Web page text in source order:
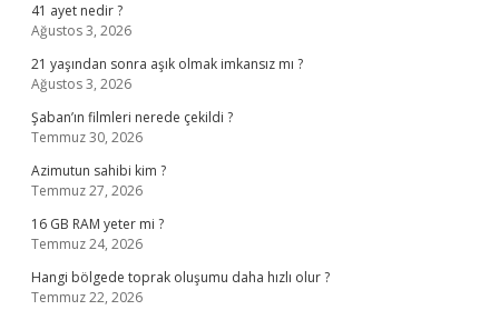
41 ayet nedir ?
Ağustos 3, 2026
21 yaşından sonra aşık olmak imkansız mı ?
Ağustos 3, 2026
Şaban’ın filmleri nerede çekildi ?
Temmuz 30, 2026
Azimutun sahibi kim ?
Temmuz 27, 2026
16 GB RAM yeter mi ?
Temmuz 24, 2026
Hangi bölgede toprak oluşumu daha hızlı olur ?
Temmuz 22, 2026